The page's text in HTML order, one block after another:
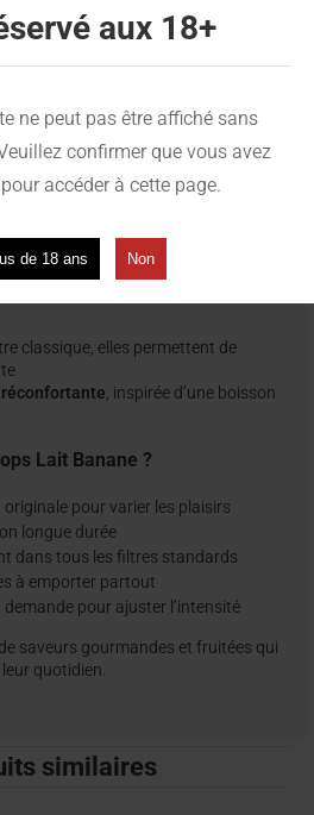
– Une touche
vos cigarettes
ajoutent une note fruitée et
100 billes aromatisées
dès que la bille est écrasée dans le
classique, elles permettent de
, inspirée d’une boisson
Lait Banane ?
originale pour varier les plaisirs
longue durée
dans tous les filtres standards
à emporter partout
pour ajuster l’intensité
saveurs gourmandes et fruitées qui
quotidien.
similaires
aux 18+
ne peut pas être affiché sans
confirmer que vous avez
accéder à cette page.
de 18 ans Non